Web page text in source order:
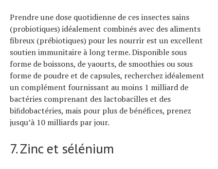
Prendre une dose quotidienne de ces insectes sains
(probiotiques) idéalement combinés avec des aliments
fibreux (prébiotiques) pour les nourrir est un excellent
soutien immunitaire à long terme. Disponible sous
forme de boissons, de yaourts, de smoothies ou sous
forme de poudre et de capsules, recherchez idéalement
un complément fournissant au moins 1 milliard de
bactéries comprenant des lactobacilles et des
biﬁdobactéries, mais pour plus de bénéfices, prenez
jusqu’à 10 milliards par jour.
7. Zinc et sélénium